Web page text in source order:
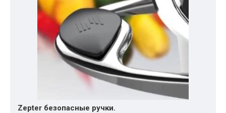
Zepter безопасные ручки.